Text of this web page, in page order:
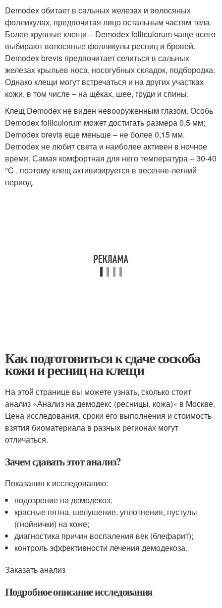
Demodex обитает в сальных железах и волосяных
фолликулах, предпочитая лицо остальным частям тела.
Более крупные клещи – Demodex folliculorum чаще всего
выбирают волосяные фолликулы ресниц и бровей.
Demodex brevis предпочитает селиться в сальных
железах крыльев носа, носогубных складок, подбородка.
Однако клещи могут встречаться и на других участках
кожи, в том числе – на щёках, шее, груди и спины.
Клещ Demodex не виден невооруженным глазом. Особь
Demodex folliculorum может достигать размера 0,5 мм;
Demodex brevis еще меньше – не более 0,15 мм.
Demodex не любит света и наиболее активен в ночное
время. Самая комфортная для него температура – 30-40
°C , поэтому клещ активизируется в весенне-летний
период.
Как подготовиться к сдаче соскоба
кожи и ресниц на клещи
На этой странице вы можете узнать, сколько стоит
анализ «Анализ на демодекс (ресницы, кожа)» в Москве.
Цена исследования, сроки его выполнения и стоимость
взятия биоматериала в разных регионах могут
отличаться.
Зачем сдавать этот анализ?
Показания к исследованию:
подозрение на демодекоз;
красные пятна, шелушение, уплотнения, пустулы
(гнойнички) на коже;
диагностика причин воспаления век (блефарит);
контроль эффективности лечения демодекоза.
Заказать анализ
Подробное описание исследования